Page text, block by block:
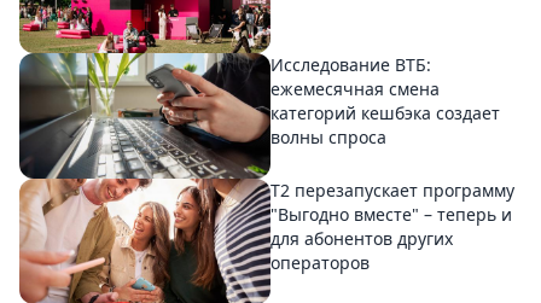
Исследование ВТБ:
ежемесячная смена
категорий кешбэка создает
волны спроса
Т2 перезапускает программу
"Выгодно вместе" – теперь и
для абонентов других
операторов